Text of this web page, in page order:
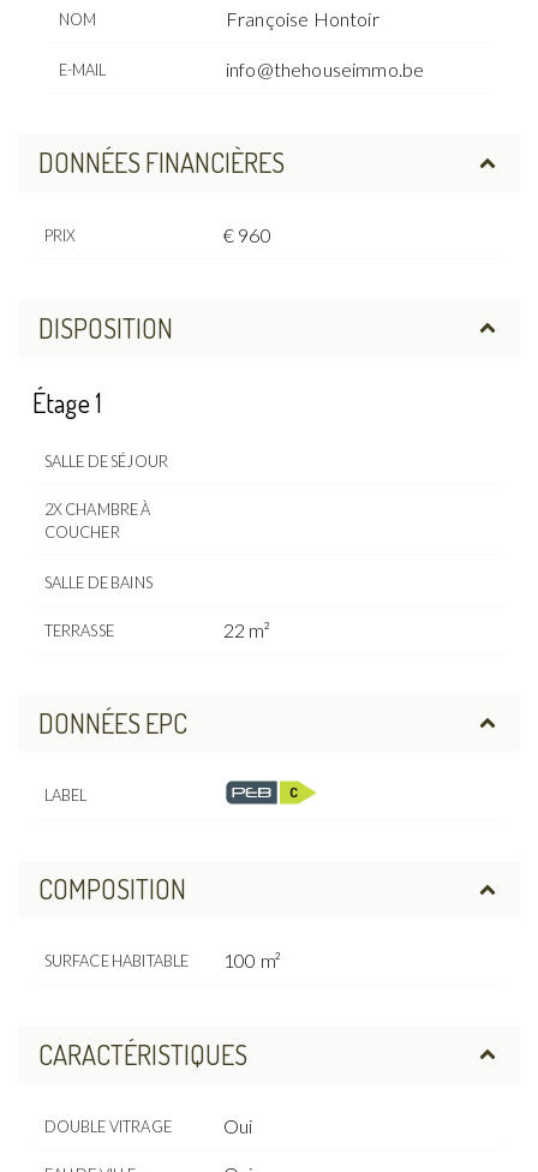
NOM Françoise Hontoir
E-MAIL info@thehouseimmo.be
DONNÉES FINANCIÈRES
PRIX € 960
DISPOSITION
Étage 1
SALLE DE SÉJOUR
2X CHAMBRE À
COUCHER
SALLE DE BAINS
TERRASSE 22 m²
DONNÉES EPC
LABEL
COMPOSITION
SURFACE HABITABLE 100 m²
CARACTÉRISTIQUES
DOUBLE VITRAGE Oui